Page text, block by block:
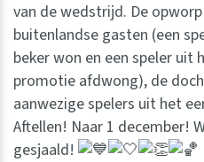
van de wedstrijd. De
buitenlandse gasten (een
beker won en een speler
promotie afdwong), de
aanwezige spelers uit het
Aftellen! Naar 1 december!
gesjaald!